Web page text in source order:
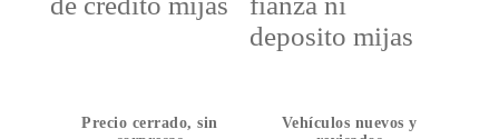
Precio cerrado, sin
Vehículos nuevos y